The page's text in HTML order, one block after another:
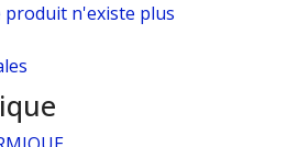
produit n'existe plus